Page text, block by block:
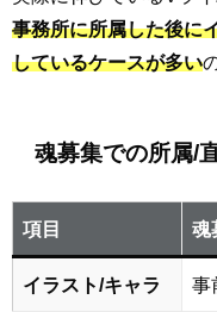
事務所に所属した後に
しているケースが多い
魂募集での所属/
項目 魂
イラスト/キャラ 事